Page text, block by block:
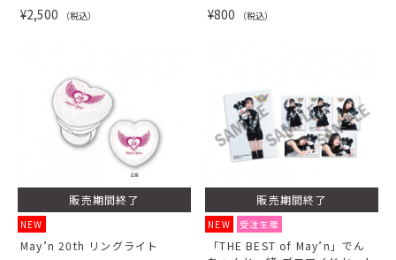
¥2,500 （税込） ¥800 （税込）
販売期間終了
NEW
May’n 20th リングライト
販売期間終了
NEW 受注生産
「THE BEST of May’n」でん